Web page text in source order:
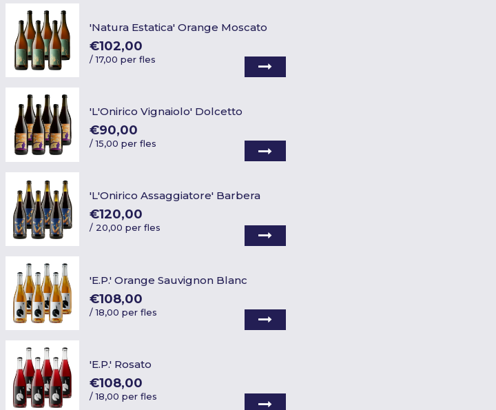
'Natura Estatica' Orange Moscato
€102,00
/17,00 per fles
'L'Onirico Vignaiolo' Dolcetto
€90,00
/15,00 per fles
'L'Onirico Assaggiatore' Barbera
€120,00
/ 20,00 per fles
'E.P.' Orange Sauvignon Blanc
€108,00
/18,00 per fles
'E.P.' Rosato
€108,00
/18,00 per fles